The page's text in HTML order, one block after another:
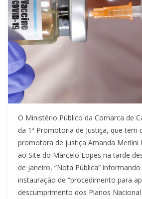
O Ministério Público da Comarca de
da 1ª Promotoria de Justiça, que tem
promotora de justiça Amanda Merlini
ao Site do Marcelo Lopes na tarde
de janeiro, “Nota Pública”
instauração de “procedimento para
descumprimento dos Planos